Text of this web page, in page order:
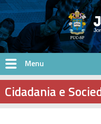
Pular para o conteúdo principal
Cidadania e